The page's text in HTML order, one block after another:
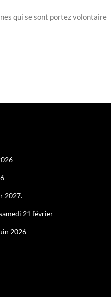
qui se sont portez volontaire
2027.
21 février
2026